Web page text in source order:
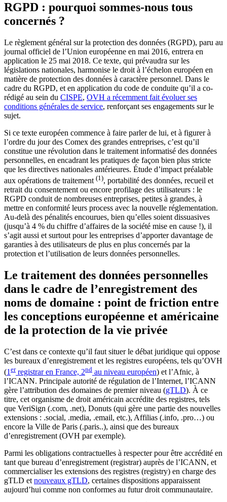
RGPD : pourquoi sommes-nous tous
concernés ?
Le règlement général sur la protection des données (RGPD), paru au
journal officiel de l’Union européenne en mai 2016, entrera en
application le 25 mai 2018. Ce texte, qui prévaudra sur les
législations nationales, harmonise le droit à l’échelon européen en
matière de protection des données à caractère personnel. Dans le
cadre du RGPD, et en application du code de conduite qu’il a co-
rédigé au sein du CISPE, OVH a récemment fait évoluer ses
conditions générales de service, renforçant ses engagements sur le
sujet.
Si ce texte européen commence à faire parler de lui, et à figurer à
l’ordre du jour des Comex des grandes entreprises, c’est qu’il
constitue une révolution dans le traitement informatisé des données
personnelles, en encadrant les pratiques de façon bien plus stricte
que les directives nationales antérieures. Étude d’impact préalable
aux opérations de traitement (1), portabilité des données, recueil et
retrait du consentement ou encore profilage des utilisateurs : le
RGPD conduit de nombreuses entreprises, petites à grandes, à
mettre en conformité leurs process avec la nouvelle réglementation.
Au-delà des pénalités encourues, bien qu’elles soient dissuasives
(jusqu’à 4 % du chiffre d’affaires de la société mise en cause !), il
s’agit aussi et surtout pour les entreprises d’apporter davantage de
garanties à des utilisateurs de plus en plus concernés par la
protection et l’utilisation de leurs données personnelles.
Le traitement des données personnelles
dans le cadre de l’enregistrement des
noms de domaine : point de friction entre
les conceptions européenne et américaine
de la protection de la vie privée
C’est dans ce contexte qu’il faut situer le débat juridique qui oppose
les bureaux d’enregistrement et les registres européens, tels qu’OVH
(1erregistrar en France, 2nd au niveau européen) et l’Afnic, à
l’ICANN. Principale autorité de régulation de l’Internet, l’ICANN
gère l’attribution des domaines de premier niveau (gTLD). À ce
titre, cet organisme de droit américain accrédite des registres, tels
que VeriSign (.com, .net), Donuts (qui gère une partie des nouvelles
extensions : .social, .media, .email, etc.), Affilias (.info, .pro…) ou
encore la Ville de Paris (.paris..), ainsi que des bureaux
d’enregistrement (OVH par exemple).
Parmi les obligations contractuelles à respecter pour être accrédité en
tant que bureau d’enregistrement (registrar) auprès de l’ICANN, et
commercialiser les extensions des registres (registry) en charge des
gTLD etnouveaux gTLD, certaines dispositions apparaissent
aujourd’hui comme non conformes au futur droit communautaire.